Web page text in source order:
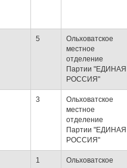
5
Ольховатское
местное
отделение
Партии "ЕДИНАЯ
РОССИЯ"
3
Ольховатское
местное
отделение
Партии "ЕДИНАЯ
РОССИЯ"
1
Ольховатское